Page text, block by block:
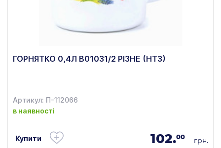
ГОРНЯТКО 0,4Л В01031/2 РІЗНЕ (НТЗ)
Артикул: П-112066
в наявності
Купити 102.00 грн.